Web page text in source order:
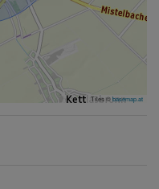
Tiles ©basemap.at